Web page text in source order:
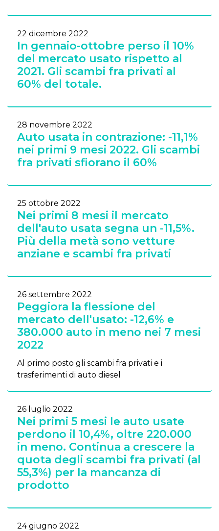
22 dicembre 2022
In gennaio-ottobre perso il 10%
del mercato usato rispetto al
2021. Gli scambi fra privati al
60% del totale.
28 novembre 2022
Auto usata in contrazione: -11,1%
nei primi 9 mesi 2022. Gli scambi
fra privati sfiorano il 60%
25 ottobre 2022
Nei primi 8 mesi il mercato
dell'auto usata segna un -11,5%.
Più della metà sono vetture
anziane e scambi fra privati
26 settembre 2022
Peggiora la flessione del
mercato dell'usato: -12,6% e
380.000 auto in meno nei 7 mesi
2022
Al primo posto gli scambi fra privati e i
trasferimenti di auto diesel
26 luglio 2022
Nei primi 5 mesi le auto usate
perdono il 10,4%, oltre 220.000
in meno. Continua a crescere la
quota degli scambi fra privati (al
55,3%) per la mancanza di
prodotto
24 giugno 2022